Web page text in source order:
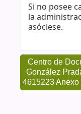
Si no posee
la
asóciese.
Centro de
González
4615223